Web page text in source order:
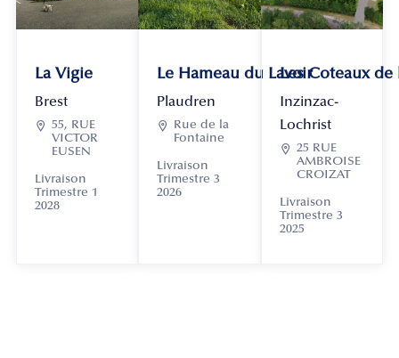
La Vigie
Brest
 55, RUE
VICTOR
EUSEN
Livraison
Trimestre 1
2028
Le Hameau du Lavoir
Plaudren

Rue de la
Fontaine
Livraison
Trimestre 3
2026
Les Coteaux
Inzinzac-
Lochrist
 25 RUE
AMBROISE
CROIZAT
Livraison
Trimestre 3
2025